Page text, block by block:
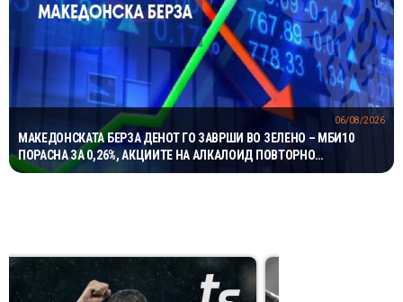
МАКЕДОНСКАТА БЕРЗА ДЕНОТ ГО ЗАВРШИ ВО ЗЕЛЕНО – МБИ10
ПОРАСНА ЗА 0,26%, АКЦИИТЕ НА АЛКАЛОИД ПОВТОРНО
НАЈТРГУВАНИ
06/08/2026